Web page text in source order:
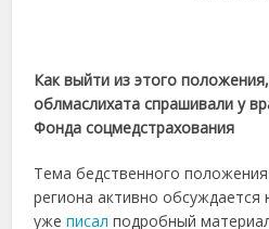
Как выйти из этого
облмаслихата спрашивали у
Фонда соцмедстрахования
Тема бедственного
региона активно обсуждается
ужеписал подробный